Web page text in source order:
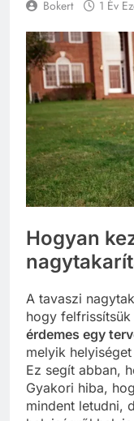
Bokert 1 Év
Hogyan
A tavaszi
hogy
érdemes egy
melyik
Ez segít abban,
Gyakori hiba,
mindent letudni,